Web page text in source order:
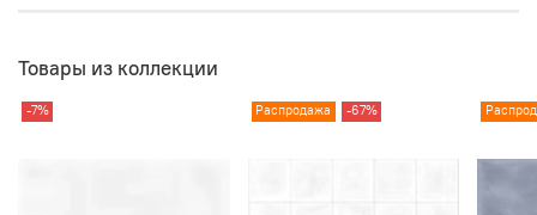
Товары из коллекции
-7% Распродажа -67%